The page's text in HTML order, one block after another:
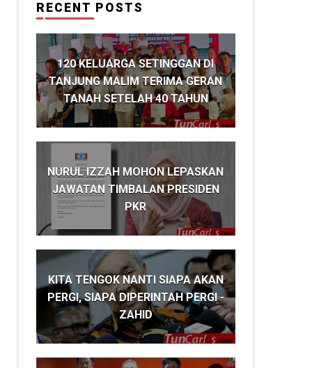
RECENT POSTS
120 KELUARGA SETINGGAN DI
TANJUNG MALIM TERIMA GERAN
TANAH SETELAH 40 TAHUN
NURUL IZZAH MOHON LEPASKAN
JAWATAN TIMBALAN PRESIDEN
PKR
KITA TENGOK NANTI SIAPA AKAN
PERGI, SIAPA DIPERINTAH PERGI -
ZAHID